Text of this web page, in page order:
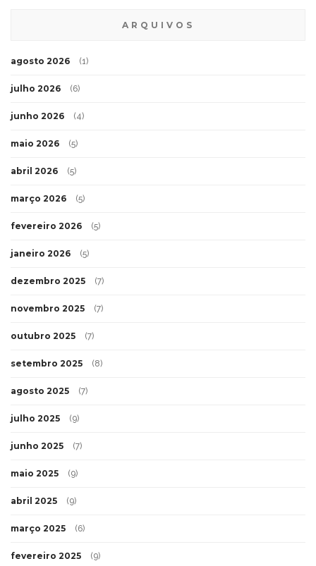
ARQUIVOS
agosto 2026 (1)
julho 2026 (6)
junho 2026 (4)
maio 2026 (5)
abril 2026 (5)
março 2026 (5)
fevereiro 2026 (5)
janeiro 2026 (5)
dezembro 2025 (7)
novembro 2025 (7)
outubro 2025 (7)
setembro 2025 (8)
agosto 2025 (7)
julho 2025 (9)
junho 2025 (7)
maio 2025 (9)
abril 2025 (9)
março 2025 (6)
fevereiro 2025 (9)